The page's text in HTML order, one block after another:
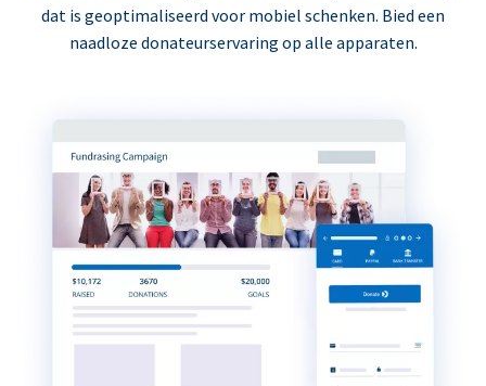
dat is geoptimaliseerd voor mobiel schenken. Bied een
naadloze donateurservaring op alle apparaten.